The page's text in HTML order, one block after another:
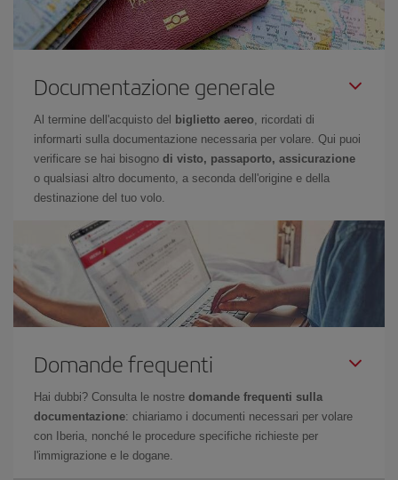
Documentazione generale
Al termine dell'acquisto del biglietto aereo, ricordati di
informarti sulla documentazione necessaria per volare. Qui puoi
verificare se hai bisogno di visto, passaporto, assicurazione
o qualsiasi altro documento, a seconda dell'origine e della
destinazione del tuo volo.
Domande frequenti
Hai dubbi? Consulta le nostre domande frequenti sulla
documentazione: chiariamo i documenti necessari per volare
con Iberia, nonché le procedure specifiche richieste per
l'immigrazione e le dogane.